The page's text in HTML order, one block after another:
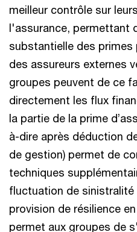
meilleur contrôle sur
l'assurance, permettant
substantielle des
des assureurs externes
groupes peuvent de ce
directement les flux
la partie de la prime
à-dire après déduction
de gestion) permet de
techniques
fluctuation de sinistralité
provision de résilience
permet aux groupes de